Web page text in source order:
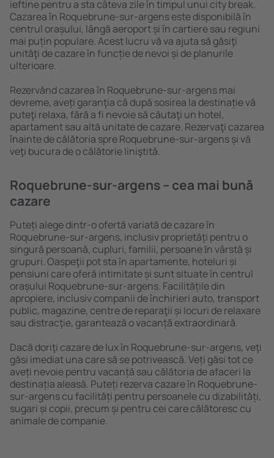
ieftine pentru a sta câteva zile în timpul unui city break.
Cazarea în Roquebrune-sur-argens este disponibilă în
centrul orașului, lângă aeroport și în cartiere sau regiuni
mai puțin populare. Acest lucru vă va ajuta să găsiţi
unităţi de cazare în funcție de nevoi și de planurile
ulterioare.
Rezervând cazarea în Roquebrune-sur-argens mai
devreme, aveți garanţia că după sosirea la destinație vă
puteţi relaxa, fără a fi nevoie să căutaţi un hotel,
apartament sau altă unitate de cazare. Rezervaţi cazarea
înainte de călătoria spre Roquebrune-sur-argens și vă
veţi bucura de o călătorie liniştită.
Roquebrune-sur-argens – cea mai bună
cazare
Puteți alege dintr-o ofertă variată de cazare în
Roquebrune-sur-argens, inclusiv proprietăți pentru o
singură persoană, cupluri, familii, persoane ȋn vârstă și
grupuri. Oaspeţii pot sta în apartamente, hoteluri și
pensiuni care oferă intimitate și sunt situate în centrul
orașului Roquebrune-sur-argens. Facilitățile din
apropiere, inclusiv companii de închirieri auto, transport
public, magazine, centre de reparaţii și locuri de relaxare
sau distracţie, garantează o vacanță extraordinară.
Dacă doriţi cazare de lux în Roquebrune-sur-argens, veţi
găsi imediat una care să se potrivească. Veți găsi tot ce
aveți nevoie pentru vacanță sau călătoria de afaceri la
destinația aleasă. Puteți rezerva cazare în Roquebrune-
sur-argens cu facilități pentru persoanele cu dizabilități,
sugari și copii, precum și pentru cei care călătoresc cu
animale de companie.